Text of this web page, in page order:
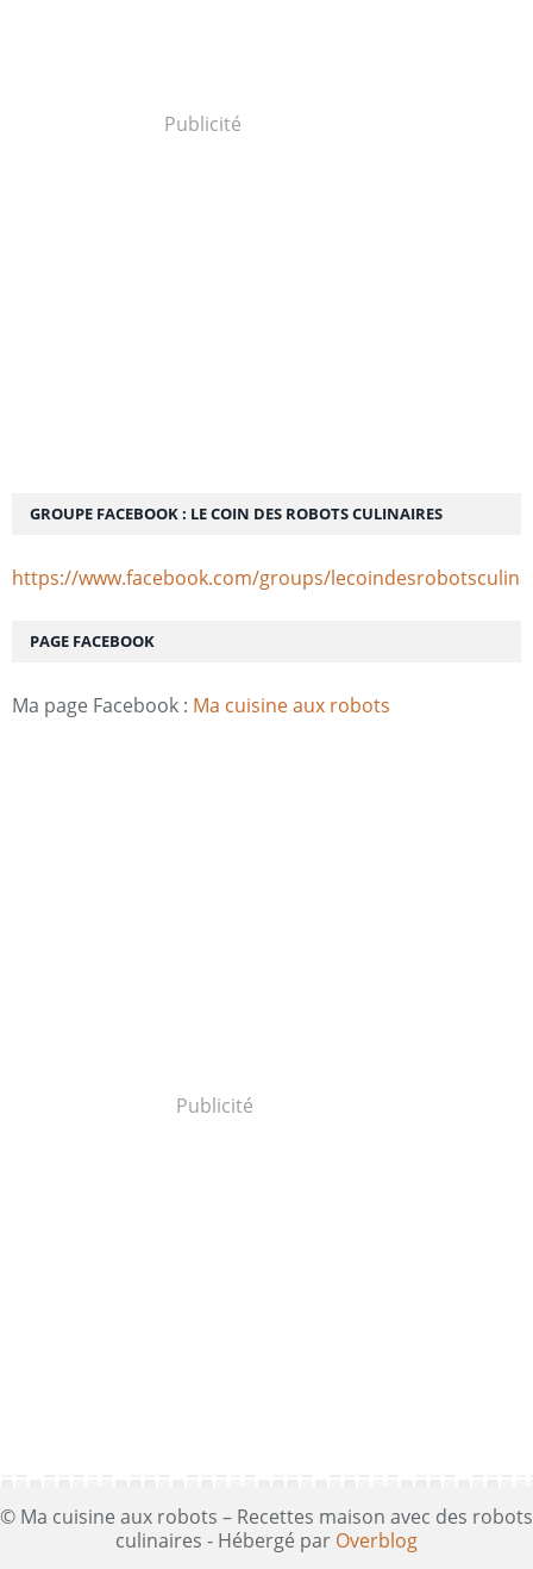
Publicité
PAGE FACEBOOK
Ma page Facebook : Ma cuisine aux robots
GROUPE FACEBOOK : LE COIN DES ROBOTS CULINAIRES
https://www.facebook.com/groups/
Publicité
© Ma cuisine aux robots – Recettes maison avec des robots
culinaires - Hébergé par Overblog